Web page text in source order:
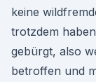
keine
trotzdem
gebürgt, also
betroffen und